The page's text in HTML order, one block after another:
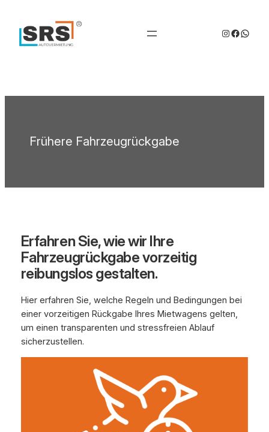
Inhalt
springen
Instagram
Frühere Fahrzeugrückgabe
Erfahren Sie, wie wir Ihre
Fahrzeugrückgabe vorzeitig
reibungslos gestalten.
Hier erfahren Sie, welche Regeln und Bedingungen bei
einer vorzeitigen Rückgabe Ihres Mietwagens gelten,
um einen transparenten und stressfreien Ablauf
sicherzustellen.